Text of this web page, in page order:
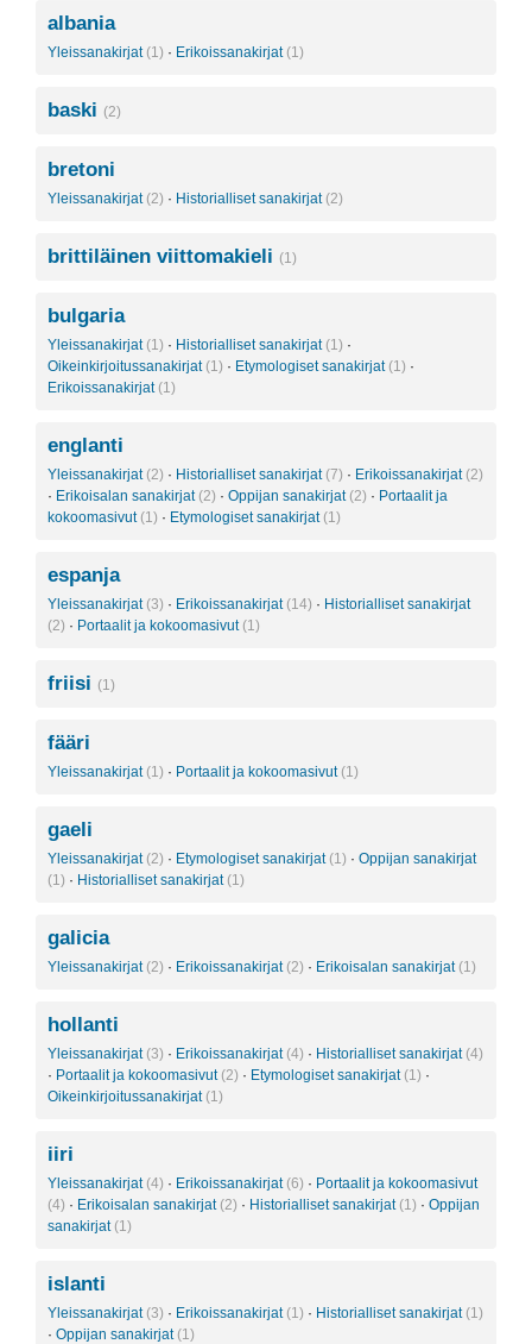
albania
Yleissanakirjat (1) · Erikoissanakirjat (1)
baski (2)
bretoni
Yleissanakirjat (2) · Historialliset sanakirjat (2)
brittiläinen viittomakieli (1)
bulgaria
Yleissanakirjat (1) · Historialliset sanakirjat (1) ·
Oikeinkirjoitussanakirjat (1) · Etymologiset sanakirjat (1) ·
Erikoissanakirjat (1)
englanti
Yleissanakirjat (2) · Historialliset sanakirjat (7) · Erikoissanakirjat (2)
· Erikoisalan sanakirjat (2) · Oppijan sanakirjat (2) · Portaalit ja
kokoomasivut (1) · Etymologiset sanakirjat (1)
espanja
Yleissanakirjat (3) · Erikoissanakirjat (14) · Historialliset sanakirjat
(2) · Portaalit ja kokoomasivut (1)
friisi (1)
fääri
Yleissanakirjat (1) · Portaalit ja kokoomasivut (1)
gaeli
Yleissanakirjat (2) · Etymologiset sanakirjat (1) · Oppijan sanakirjat
(1) · Historialliset sanakirjat (1)
galicia
Yleissanakirjat (2) · Erikoissanakirjat (2) · Erikoisalan sanakirjat (1)
hollanti
Yleissanakirjat (3) · Erikoissanakirjat (4) · Historialliset sanakirjat (4)
· Portaalit ja kokoomasivut (2) · Etymologiset sanakirjat (1) ·
Oikeinkirjoitussanakirjat (1)
iiri
Yleissanakirjat (4) · Erikoissanakirjat (6) · Portaalit ja kokoomasivut
(4) · Erikoisalan sanakirjat (2) · Historialliset sanakirjat (1) · Oppijan
sanakirjat (1)
islanti
Yleissanakirjat (3) · Erikoissanakirjat (1) · Historialliset sanakirjat (1)
· Oppijan sanakirjat (1)